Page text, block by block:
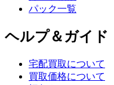
パック一覧
ヘルプ＆ガイド
宅配買取について
買取価格について